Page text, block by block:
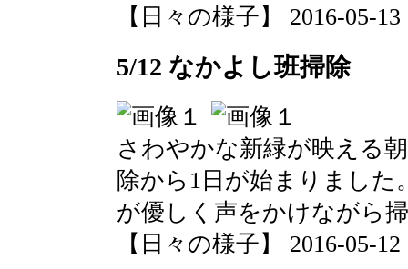
【日々の様子】 2016-05-
5/12 なかよし班掃除
さわやかな新緑が映える
除から1日が始まりまし
が優しく声をかけながら
【日々の様子】 2016-05-